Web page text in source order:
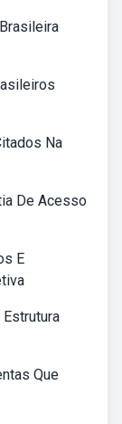
Na
De Acesso
E
Que